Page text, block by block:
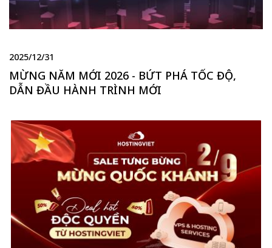
2025/12/31
MỪNG NĂM MỚI 2026 - BỨT PHÁ TỐC ĐỘ,
DẪN ĐẦU HÀNH TRÌNH MỚI